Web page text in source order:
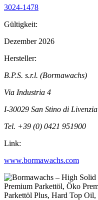
3024-1478
Gültigkeit:
Dezember 2026
Hersteller:
B.P.S. s.r.l. (Bormawachs)
Via Industria 4
I-30029 San Stino di Livenzia
Tel. +39 (0) 0421 951900
Link:
www.bormawachs.com